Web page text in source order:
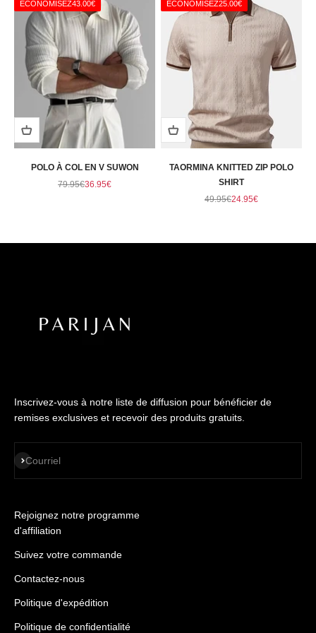
ÉCONOMISEZ43.00€
POLO À COL EN V SUWON
Prix normal
79.95€Prix de vente
36.95€
ÉCONOMISEZ25.00€
TAORMINA KNITTED ZIP POLO
SHIRT
Prix normal
49.95€Prix de vente
24.95€
Inscrivez-vous à notre liste de diffusion pour bénéficier de
remises exclusives et recevoir des produits gratuits.
Courriel
S'ABONNER
Rejoignez notre programme
d'affiliation
Suivez votre commande
Contactez-nous
Politique d'expédition
Politique de confidentialité